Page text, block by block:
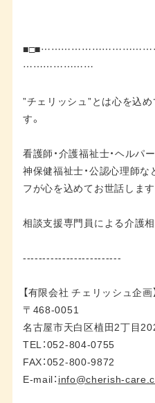
…………………
”チェリッシュ”とは心を込
す。
看護師・介護福祉士・ヘルパ
神保健福祉士・公認心理師
フが心を込めてお世話します
相談支援専門員による介護
-------------------------
【有限会社 チェリッシュ企画
〒468-0051
名古屋市天白区植田2丁目
TEL：052-804-0755
FAX：052-800-9872
E-mail： info@cherish-